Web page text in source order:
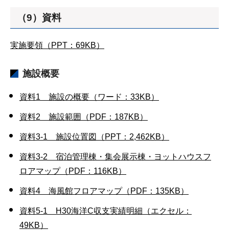
（9）資料
実施要領（PPT：69KB）
施設概要
資料1 施設の概要（ワード：33KB）
資料2 施設範囲（PDF：187KB）
資料3-1 施設位置図（PPT：2,462KB）
資料3-2 宿泊管理棟・集会展示棟・ヨットハウスフ
ロアマップ（PDF：116KB）
資料4 海風館フロアマップ（PDF：135KB）
資料5-1 H30海洋C収支実績明細（エクセル：
49KB）